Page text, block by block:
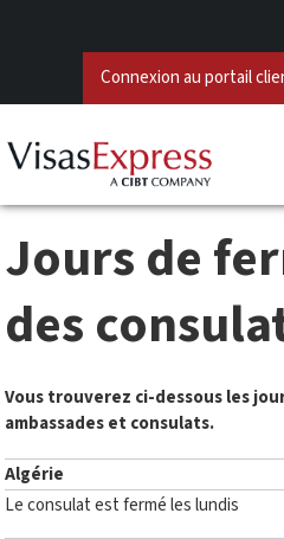
Connexion au portail
Jours de
des
Vous trouverez ci-dessous les
ambassades et consulats.
Algérie
Le consulat est fermé les lundis